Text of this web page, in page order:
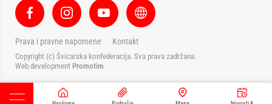
Prava i pravne napomene Kontakt
Copyright (c) Švicarska konfederacija. Sva prava zadržana.
Web development Promotim